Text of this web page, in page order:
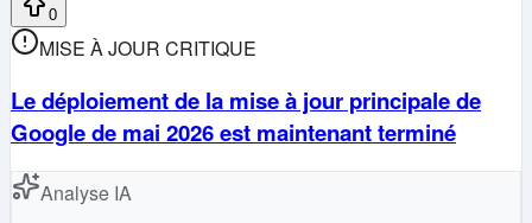
0
MISE À JOUR CRITIQUE
Le déploiement de la mise à jour principale de
Google de mai 2026 est maintenant terminé
Analyse IA